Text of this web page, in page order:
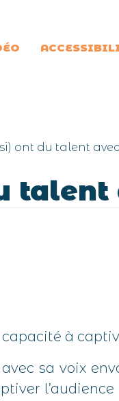
ont du talent
talent
à
sa voix